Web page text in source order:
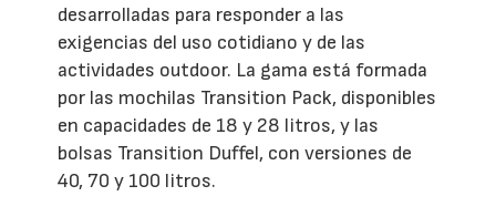
desarrolladas para responder a las
exigencias del uso cotidiano y de las
actividades outdoor. La gama está formada
por las mochilas Transition Pack, disponibles
en capacidades de 18 y 28 litros, y las
bolsas Transition Duffel, con versiones de
40, 70 y 100 litros.